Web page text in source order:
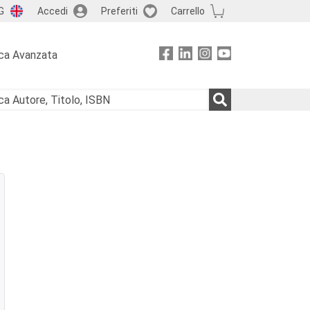
Accedi Preferiti Carrello
Avanzata